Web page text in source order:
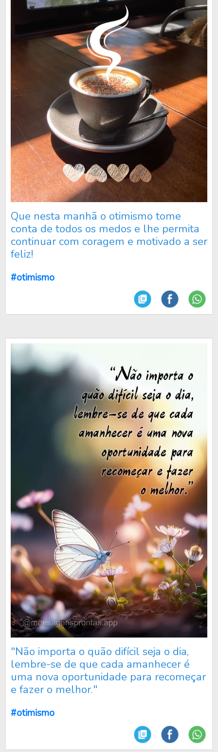
Que nesta manhã o otimismo tome
conta de todos os medos e lhe permita
continuar com coragem e motivado a ser
feliz!
#otimismo
"Não importa o quão difícil seja o dia,
lembre-se de que cada amanhecer é
uma nova oportunidade para recomeçar
e fazer o melhor."
#otimismo